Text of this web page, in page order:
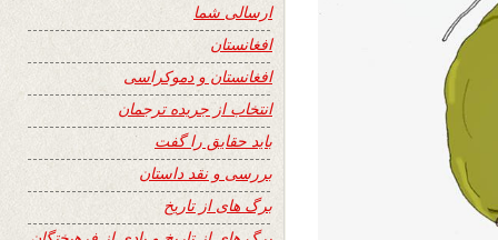
ارسالی شما
افغانستان
افغانستان و دموکراسی
انتخاب از جریده ترجمان
باید حقایق را گفت
بررسی و نقد داستان
برگ های از تاریخ